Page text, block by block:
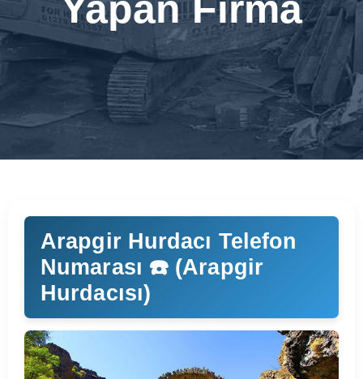
Arapgir Hurdacı Telefon
Numarası ☎️ (Arapgir
Hurdacısı)